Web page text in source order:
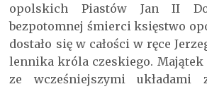
opolskich Piastów Jan II
bezpotomnej śmierci księstwo
dostało się w całości w ręce
lennika króla czeskiego. Majątek
ze wcześniejszymi układami